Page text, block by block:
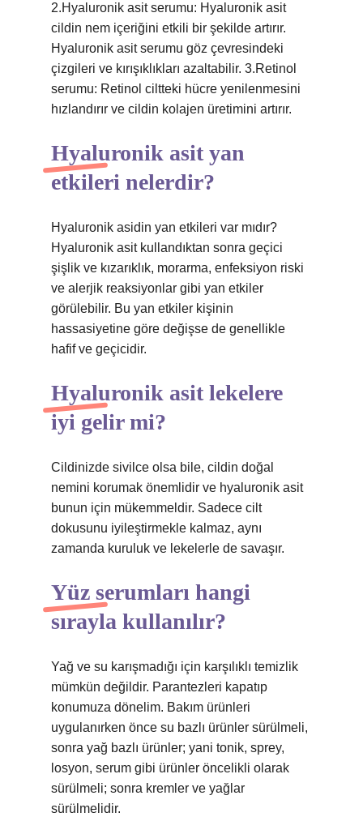
2.Hyaluronik asit serumu: Hyaluronik asit
cildin nem içeriğini etkili bir şekilde artırır.
Hyaluronik asit serumu göz çevresindeki
çizgileri ve kırışıklıkları azaltabilir. 3.Retinol
serumu: Retinol ciltteki hücre yenilenmesini
hızlandırır ve cildin kolajen üretimini artırır.
Hyaluronik asit yan
etkileri nelerdir?
Hyaluronik asidin yan etkileri var mıdır?
Hyaluronik asit kullandıktan sonra geçici
şişlik ve kızarıklık, morarma, enfeksiyon riski
ve alerjik reaksiyonlar gibi yan etkiler
görülebilir. Bu yan etkiler kişinin
hassasiyetine göre değişse de genellikle
hafif ve geçicidir.
Hyaluronik asit lekelere
iyi gelir mi?
Cildinizde sivilce olsa bile, cildin doğal
nemini korumak önemlidir ve hyaluronik asit
bunun için mükemmeldir. Sadece cilt
dokusunu iyileştirmekle kalmaz, aynı
zamanda kuruluk ve lekelerle de savaşır.
Yüz serumları hangi
sırayla kullanılır?
Yağ ve su karışmadığı için karşılıklı temizlik
mümkün değildir. Parantezleri kapatıp
konumuza dönelim. Bakım ürünleri
uygulanırken önce su bazlı ürünler sürülmeli,
sonra yağ bazlı ürünler; yani tonik, sprey,
losyon, serum gibi ürünler öncelikli olarak
sürülmeli; sonra kremler ve yağlar
sürülmelidir.